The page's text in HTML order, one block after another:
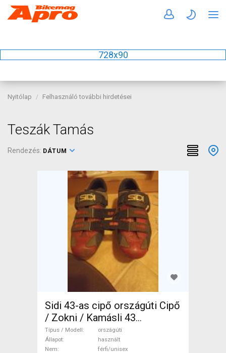
728x90
Nyitólap Felhasználó további hirdetései
Teszák Tamás
Rendezés: DÁTUM
Sidi 43-as cipő országúti Cipő
/ Zokni / Kamásli 43
Országúti használt
férfi/unisex ELADÓ
Típus / Modell
országúti
Állapot
használt
Nem
férfi/unisex